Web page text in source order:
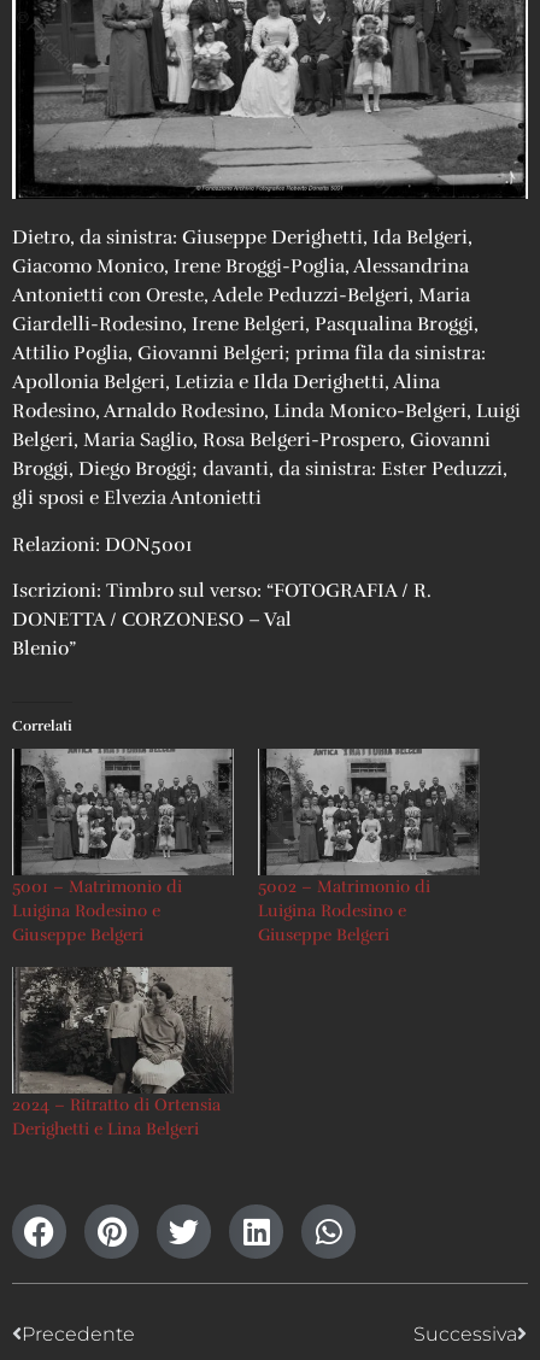
Dietro, da sinistra: Giuseppe Derighetti, Ida Belgeri,
Giacomo Monico, Irene Broggi-Poglia, Alessandrina
Antonietti con Oreste, Adele Peduzzi-Belgeri, Maria
Giardelli-Rodesino, Irene Belgeri, Pasqualina Broggi,
Attilio Poglia, Giovanni Belgeri; prima fila da sinistra:
Apollonia Belgeri, Letizia e Ilda Derighetti, Alina
Rodesino, Arnaldo Rodesino, Linda Monico-Belgeri, Luigi
Belgeri, Maria Saglio, Rosa Belgeri-Prospero, Giovanni
Broggi, Diego Broggi; davanti, da sinistra: Ester Peduzzi,
gli sposi e Elvezia Antonietti
Relazioni: DON5001
Iscrizioni: Timbro sul verso: “FOTOGRAFIA / R.
DONETTA / CORZONESO – Val
Blenio”
Correlati
5001 – Matrimonio di
Luigina Rodesino e
Giuseppe Belgeri
5002 – Matrimonio di
Luigina Rodesino e
Giuseppe Belgeri
2024 – Ritratto di Ortensia
Derighetti e Lina Belgeri
Precedente Successiva